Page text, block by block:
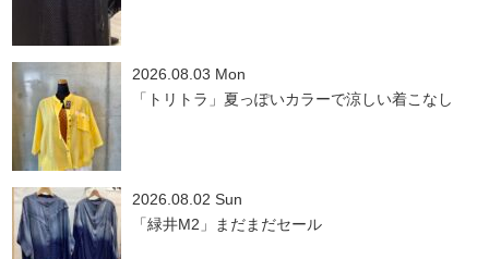
2026.08.03 Mon
「トリトラ」夏っぽいカラーで涼しい着こなし
2026.08.02 Sun
「緑井M2」まだまだセール